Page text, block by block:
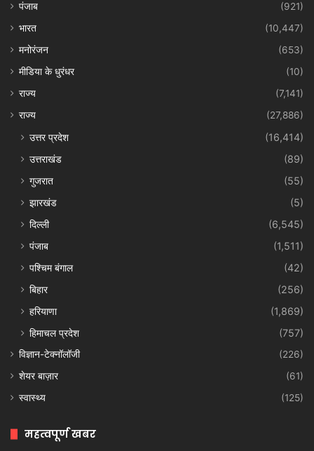
पंजाब
(921)
भारत
(10,447)
मनोरंजन
(653)
मीडिया के धुरंधर
(10)
राज्य
(7,141)
राज्य
(27,886)
उत्तर प्रदेश
(16,414)
उत्तराखंड
(89)
गुजरात
(55)
झारखंड
(5)
दिल्ली
(6,545)
पंजाब
(1,511)
पश्चिम बंगाल
(42)
बिहार
(256)
हरियाणा
(1,869)
हिमाचल प्रदेश
(757)
विज्ञान-टेक्नॉलॉजी
(226)
शेयर बाज़ार
(61)
स्वास्थ्य
(125)
महत्वपूर्ण खबर